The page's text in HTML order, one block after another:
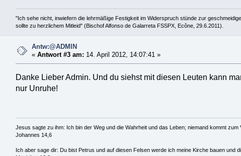
"Ich sehe nicht, inwiefern die lehrmäßige Festigkeit im Widerspruch stünde zur
sollte zu herzlichem Mitleid" (Bischof Alfonso de Galarreta FSSPX, Ecône, 29.6.2011).
Antw:@ADMIN
«Antwort #3 am: 14. April 2012, 14:07:41 »
Danke Lieber Admin. Und du siehst mit diesen Leuten kann
nur Unruhe!
Jesus sagte zu ihm: Ich bin der Weg und die Wahrheit und das Leben; niemand kommt zum
Johannes 14,6
Ich aber sage dir: Du bist Petrus und auf diesen Felsen werde ich meine Kirche bauen und